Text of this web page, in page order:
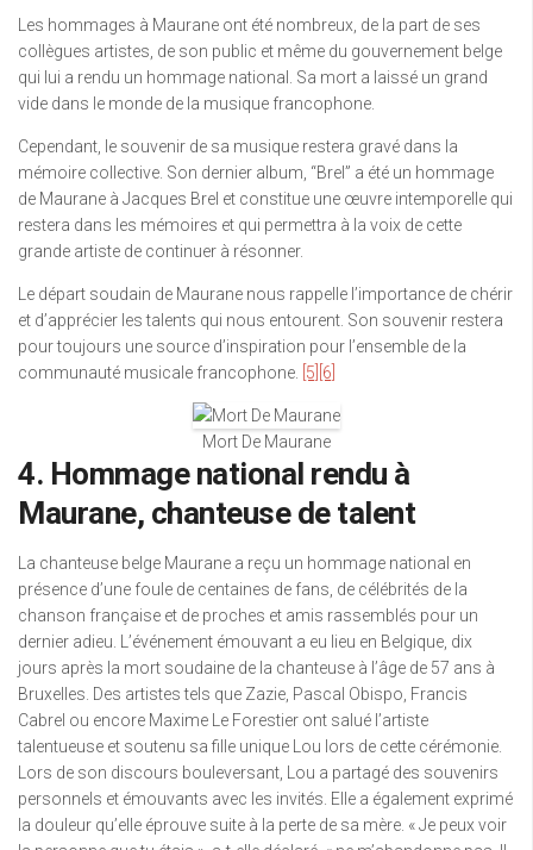
Les hommages à Maurane ont été nombreux, de la part de ses
collègues artistes, de son public et même du gouvernement belge
qui lui a rendu un hommage national. Sa mort a laissé un grand
vide dans le monde de la musique francophone.
Cependant, le souvenir de sa musique restera gravé dans la
mémoire collective. Son dernier album, “Brel” a été un hommage
de Maurane à Jacques Brel et constitue une œuvre intemporelle qui
restera dans les mémoires et qui permettra à la voix de cette
grande artiste de continuer à résonner.
Le départ soudain de Maurane nous rappelle l’importance de chérir
et d’apprécier les talents qui nous entourent. Son souvenir restera
pour toujours une source d’inspiration pour l’ensemble de la
communauté musicale francophone. [5] [6]
Mort De Maurane
4. Hommage national rendu à
Maurane, chanteuse de talent
La chanteuse belge Maurane a reçu un hommage national en
présence d’une foule de centaines de fans, de célébrités de la
chanson française et de proches et amis rassemblés pour un
dernier adieu. L’événement émouvant a eu lieu en Belgique, dix
jours après la mort soudaine de la chanteuse à l’âge de 57 ans à
Bruxelles. Des artistes tels que Zazie, Pascal Obispo, Francis
Cabrel ou encore Maxime Le Forestier ont salué l’artiste
talentueuse et soutenu sa fille unique Lou lors de cette cérémonie.
Lors de son discours bouleversant, Lou a partagé des souvenirs
personnels et émouvants avec les invités. Elle a également exprimé
la douleur qu’elle éprouve suite à la perte de sa mère. « Je peux voir